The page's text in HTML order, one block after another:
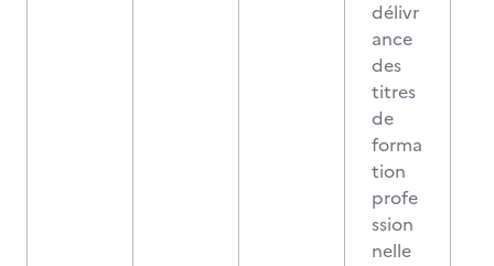
délivr
ance
des
titres
de
forma
tion
profe
ssion
nelle